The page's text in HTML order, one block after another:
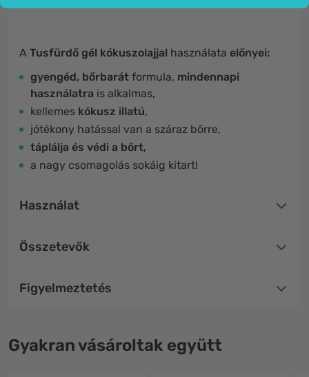
A Tusfürdő gél kókuszolajjal használata előnyei:
gyengéd, bőrbarát formula, mindennapi
használatra is alkalmas,
kellemes kókusz illatú,
jótékony hatással van a száraz bőrre,
táplálja és védi a bőrt,
a nagy csomagolás sokáig kitart!
Használat
Összetevők
Figyelmeztetés
Gyakran vásároltak együtt